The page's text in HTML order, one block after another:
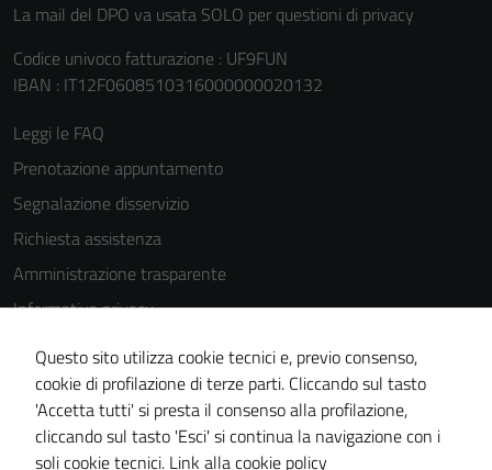
La mail del DPO va usata SOLO per questioni di privacy
Codice univoco fatturazione : UF9FUN
IBAN : IT12F0608510316000000020132
Leggi le FAQ
Prenotazione appuntamento
Segnalazione disservizio
Richiesta assistenza
Amministrazione trasparente
Informativa privacy
Cookie Policy
Note legali
Dichiarazione di accessibilità
Piano di miglioramento del sito
Questo sito utilizza cookie tecnici e, previo consenso,
cookie di profilazione di terze parti. Cliccando sul tasto
'Accetta tutti' si presta il consenso alla profilazione,
cliccando sul tasto 'Esci' si continua la navigazione con i
soli cookie tecnici. Link alla cookie policy